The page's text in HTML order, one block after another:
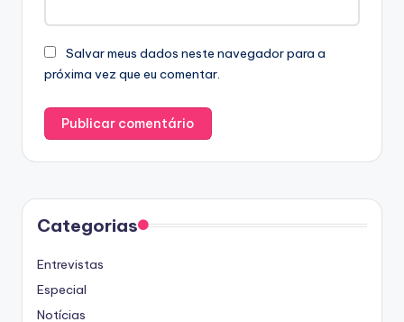
Salvar meus dados neste navegador para a
próxima vez que eu comentar.
Categorias
Entrevistas
Especial
Notícias